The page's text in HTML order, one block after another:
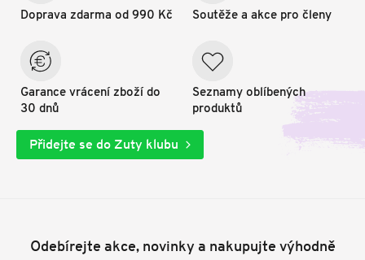
Doprava zdarma od 990 Kč
Garance vrácení zboží do
30 dnů
Soutěže a akce pro členy
Seznamy oblíbených
produktů
Přidejte se do Zuty klubu
Odebírejte akce, novinky a nakupujte výhodně